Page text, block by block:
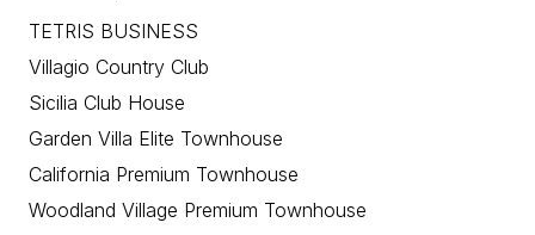
TETRIS BUSINESS
Villagio Country Club
Sicilia Club House
Garden Villa Elite Townhouse
California Premium Townhouse
Woodland Village Premium Townhouse